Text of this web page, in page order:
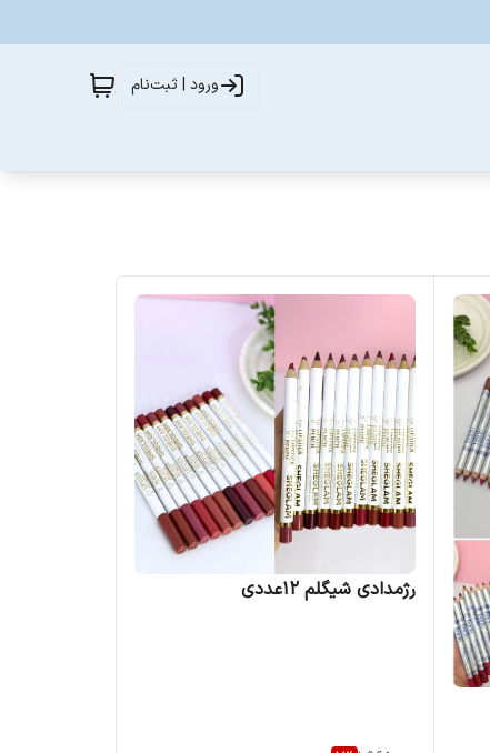
ورود | ثبت‌نام
رژمدادی شیگلم 12عددی